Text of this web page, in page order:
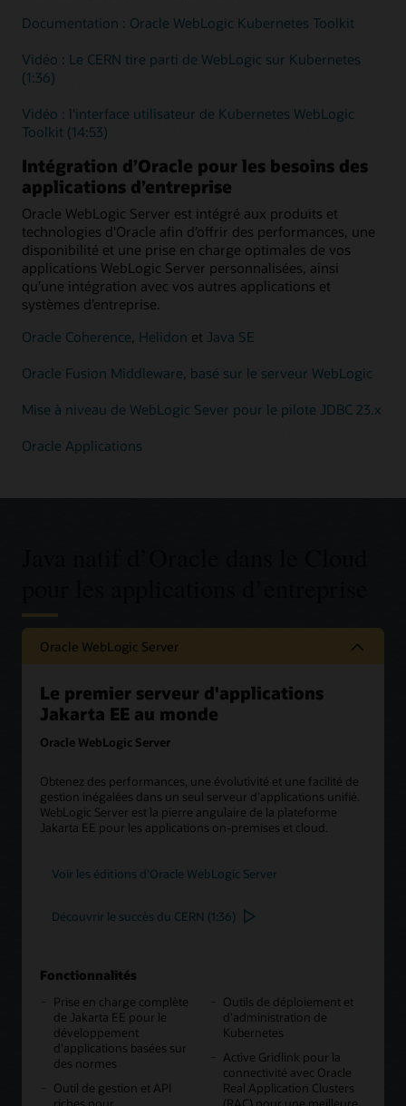
Documentation : Oracle WebLogic Kubernetes Toolkit
Vidéo : Le CERN tire parti de WebLogic sur Kubernetes
(1:36)
Vidéo : l'interface utilisateur de Kubernetes WebLogic
Toolkit (14:53)
Intégration d’Oracle pour les besoins des
applications d’entreprise
Oracle WebLogic Server est intégré aux produits et
technologies d'Oracle afin d’offrir des performances, une
disponibilité et une prise en charge optimales de vos
applications WebLogic Server personnalisées, ainsi
qu’une intégration avec vos autres applications et
systèmes d’entreprise.
Oracle Coherence Helidon et Java SE
Oracle Fusion Middleware, basé sur le serveur WebLogic
Mise à niveau de WebLogic Sever pour le pilote JDBC 23.x
Oracle Applications
Oracle WebLogic Server
Le premier serveur d'applications
Jakarta EE au monde
Oracle WebLogic Server
Obtenez des performances, une évolutivité et une facilité de
gestion inégalées dans un seul serveur d’applications unifié.
WebLogic Server est la pierre angulaire de la plateforme
Jakarta EE pour les applications on-premises et cloud.
Voir les éditions d'Oracle WebLogic Server
Découvrir le succès du CERN (1:36)
Fonctionnalités
Prise en charge complète
de Jakarta EE pour le
développement
d'applications basées sur
des normes
Outil de gestion et API
Outils de déploiement et
d’administration de
Kubernetes
Active Gridlink pour la
connectivité avec Oracle
Real Application Clusters